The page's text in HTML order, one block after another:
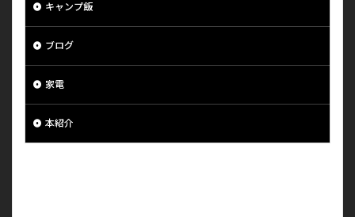
キャンプ飯
ブログ
家電
本紹介